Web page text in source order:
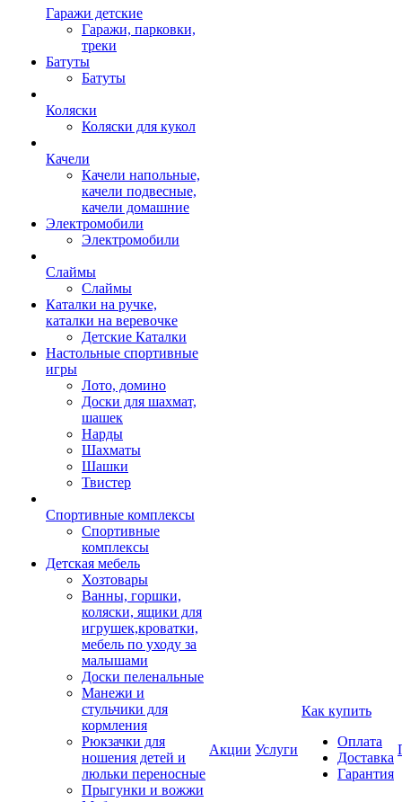
Гаражи детские
Гаражи, парковки,
треки
Батуты
Батуты
Коляски
Коляски для кукол
Качели
Качели напольные,
качели подвесные,
качели домашние
Электромобили
Электромобили
Слаймы
Слаймы
Каталки на ручке,
каталки на веревочке
Детские Каталки
Настольные спортивные
игры
Лото, домино
Доски для шахмат,
шашек
Нарды
Шахматы
Шашки
Твистер
Спортивные комплексы
Спортивные
комплексы
Детская мебель
Хозтовары
Ванны, горшки,
коляски, ящики для
игрушек,кроватки,
мебель по уходу за
малышами
Доски пеленальные
Манежи и
стульчики для
кормления
Рюкзачки для
ношения детей и
люльки переносные
Прыгунки и вожжи
Акции Услуги
Как купить
Оплата
Доставка
Гарантия